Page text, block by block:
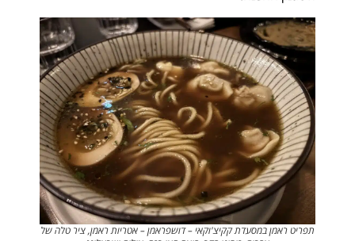
תפריט ראמן במסעדת קקיצ'וקאי – דושפראמן – אטריות ראמן, ציר טלה של